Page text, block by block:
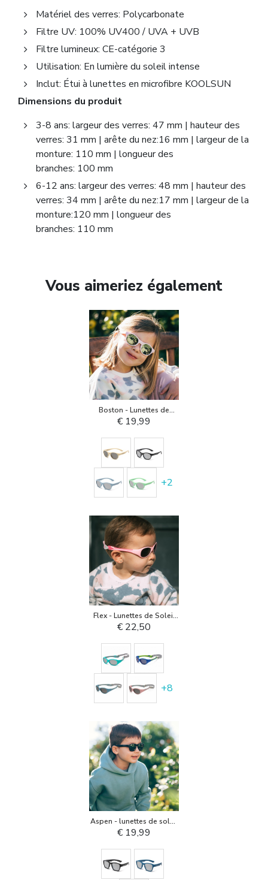
Matériel des verres: Polycarbonate
Filtre UV: 100% UV400 / UVA + UVB
Filtre lumineux: CE-catégorie 3
Utilisation: En lumière du soleil intense
Inclut: Étui à lunettes en microfibre KOOLSUN
Dimensions du produit
3-8 ans: largeur des verres: 47 mm | hauteur des
verres: 31 mm | arête du nez:16 mm | largeur de la
monture: 110 mm | longueur des
branches: 100 mm
6-12 ans: largeur des verres: 48 mm | hauteur des
verres: 34 mm | arête du nez:17 mm | largeur de la
monture:120 mm | longueur des
branches: 110 mm
Vous aimeriez également
Boston - Lunettes de
Soleill pour Enfant
€ 19,99
+2
Flex - Lunettes de Soleil
pour Enfant
€ 22,50
+8
Aspen - lunettes de soleil
pour enfant
€ 19,99